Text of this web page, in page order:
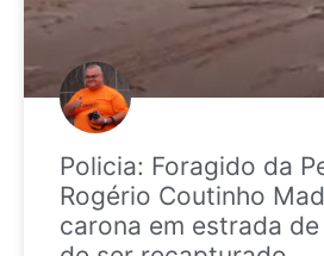
Policia: Foragido da
Rogério Coutinho
carona em estrada